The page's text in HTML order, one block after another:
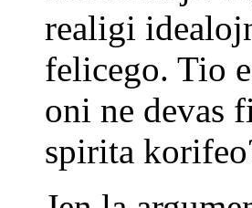
realigi
felicego. Tio
oni ne devas
spirita